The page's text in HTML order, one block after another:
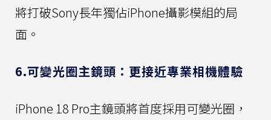
將打破Sony長年獨佔iPhone攝影模組的局
面。
6.可變光圈主鏡頭：更接近專業相機體驗
iPhone 18 Pro主鏡頭將首度採用可變光圈，